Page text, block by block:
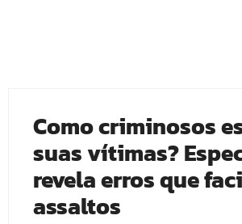
Como criminosos
suas vítimas?
revela erros que
assaltos